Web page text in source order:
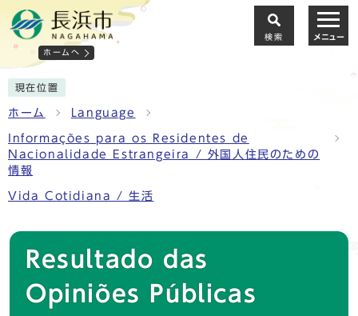
ホームへ
検索 メニュー
現在位置
ホーム Language
Informações para os Residentes de
Nacionalidade Estrangeira / 外国人住民のための
情報
Vida Cotidiana / 生活
Resultado das
Opiniões Públicas